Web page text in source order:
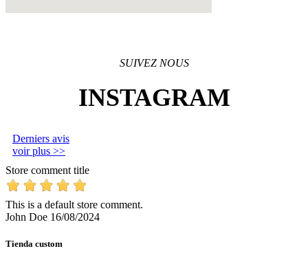
SUIVEZ NOUS
INSTAGRAM
Derniers avis
voir plus >>
Store comment title
This is a default store comment.
John Doe 16/08/2024
Tienda custom